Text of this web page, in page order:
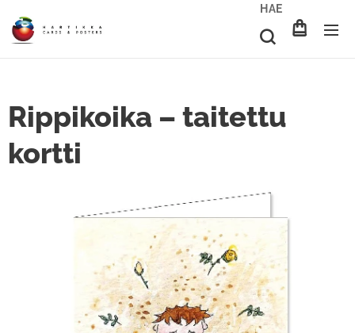
HAE
Rippikoika – taitettu
kortti